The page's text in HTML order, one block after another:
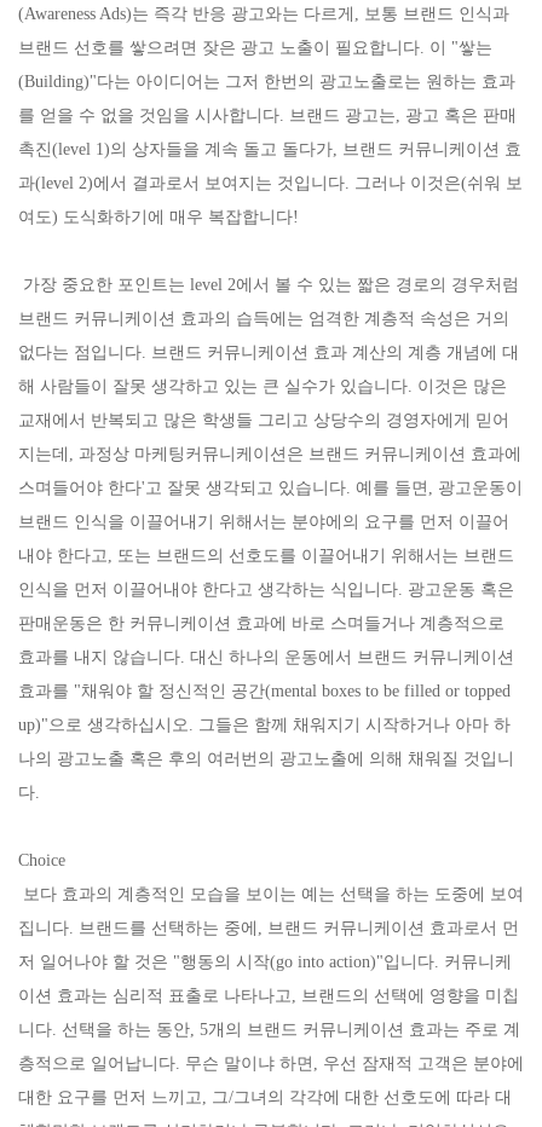
(Awareness Ads)는 즉각 반응 광고와는 다르게, 보통 브랜드 인식과
브랜드 선호를 쌓으려면 잦은 광고 노출이 필요합니다. 이 "쌓는
(Building)"다는 아이디어는 그저 한번의 광고노출로는 원하는 효과
를 얻을 수 없을 것임을 시사합니다. 브랜드 광고는, 광고 혹은 판매
촉진(level 1)의 상자들을 계속 돌고 돌다가, 브랜드 커뮤니케이션 효
과(level 2)에서 결과로서 보여지는 것입니다. 그러나 이것은(쉬워 보
여도) 도식화하기에 매우 복잡합니다!
가장 중요한 포인트는 level 2에서 볼 수 있는 짧은 경로의 경우처럼
브랜드 커뮤니케이션 효과의 습득에는 엄격한 계층적 속성은 거의
없다는 점입니다. 브랜드 커뮤니케이션 효과 계산의 계층 개념에 대
해 사람들이 잘못 생각하고 있는 큰 실수가 있습니다. 이것은 많은
교재에서 반복되고 많은 학생들 그리고 상당수의 경영자에게 믿어
지는데, 과정상 마케팅커뮤니케이션은 브랜드 커뮤니케이션 효과에
스며들어야 한다'고 잘못 생각되고 있습니다. 예를 들면, 광고운동이
브랜드 인식을 이끌어내기 위해서는 분야에의 요구를 먼저 이끌어
내야 한다고, 또는 브랜드의 선호도를 이끌어내기 위해서는 브랜드
인식을 먼저 이끌어내야 한다고 생각하는 식입니다. 광고운동 혹은
판매운동은 한 커뮤니케이션 효과에 바로 스며들거나 계층적으로
효과를 내지 않습니다. 대신 하나의 운동에서 브랜드 커뮤니케이션
효과를 "채워야 할 정신적인 공간(mental boxes to be filled or topped
up)"으로 생각하십시오. 그들은 함께 채워지기 시작하거나 아마 하
나의 광고노출 혹은 후의 여러번의 광고노출에 의해 채워질 것입니
다.
Choice
보다 효과의 계층적인 모습을 보이는 예는 선택을 하는 도중에 보여
집니다. 브랜드를 선택하는 중에, 브랜드 커뮤니케이션 효과로서 먼
저 일어나야 할 것은 "행동의 시작(go into action)"입니다. 커뮤니케
이션 효과는 심리적 표출로 나타나고, 브랜드의 선택에 영향을 미칩
니다. 선택을 하는 동안, 5개의 브랜드 커뮤니케이션 효과는 주로 계
층적으로 일어납니다. 무슨 말이냐 하면, 우선 잠재적 고객은 분야에
대한 요구를 먼저 느끼고, 그/그녀의 각각에 대한 선호도에 따라 대